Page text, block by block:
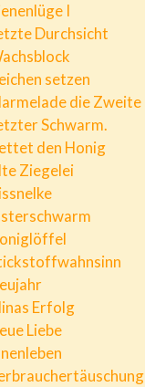
I
Durchsicht
setzen
die Zweite
Schwarm.
den Honig
Ziegelei
Erfolg
Liebe